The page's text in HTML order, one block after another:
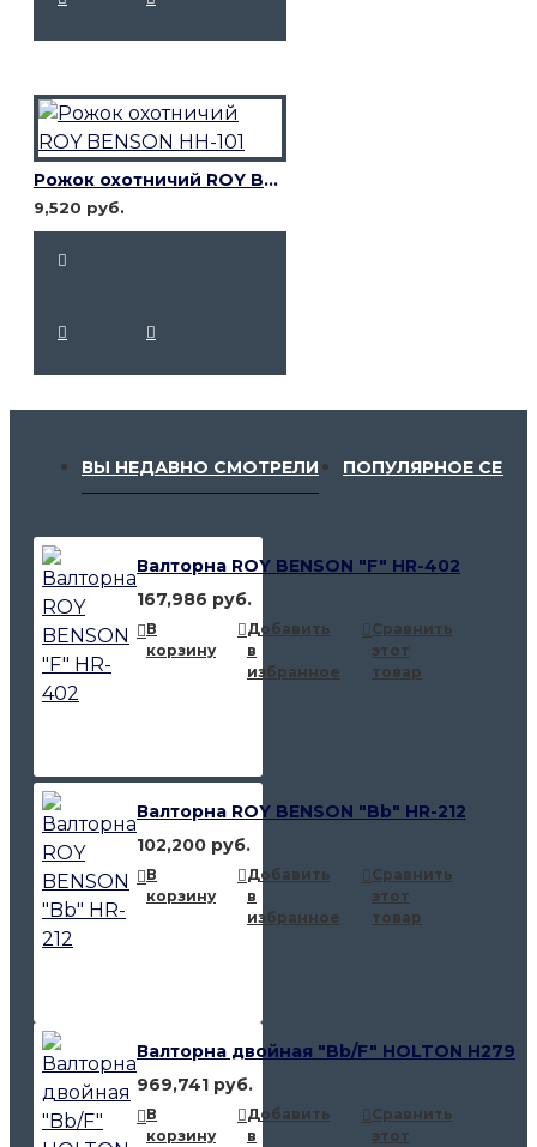
Рожок охотничий ROY BENSON HH-101
9,520 руб.
ВЫ НЕДАВНО СМОТРЕЛИ ПОПУЛЯРНОЕ
Валторна ROY BENSON "F" HR-402
167,986 руб.
В
корзину
Добавить
в
избранное
Сравнить
этот
товар
Валторна ROY BENSON "Bb" HR-212
102,200 руб.
В
корзину
Добавить
в
избранное
Сравнить
этот
товар
Валторна двойная "Bb/F" HOLTON H279
969,741 руб.
В
корзину
Добавить
в
Сравнить
этот